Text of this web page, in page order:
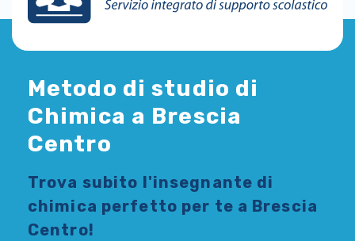
Metodo di studio di
Chimica a Brescia
Centro
Trova subito l'insegnante di
chimica perfetto per te a Brescia
Centro!